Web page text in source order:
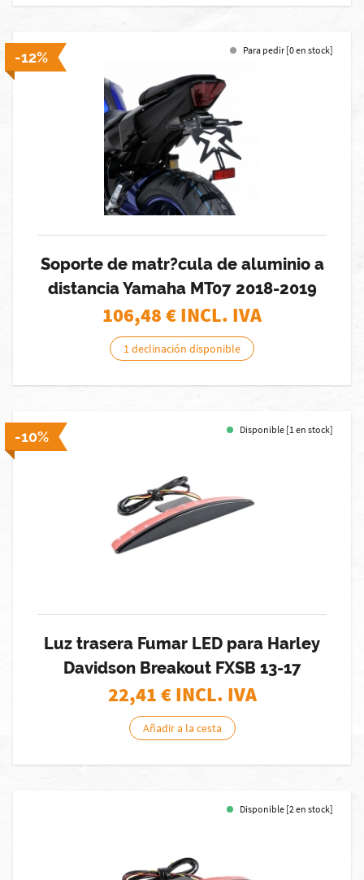
-12% Para pedir [0 en stock]
Soporte de matr?cula de aluminio a
distancia Yamaha MT07 2018-2019
106,48€ INCL. IVA
1 declinación disponible
-10% Disponible [1 en stock]
Luz trasera Fumar LED para Harley
Davidson Breakout FXSB 13-17
22,41€ INCL. IVA
Añadir a la cesta
Disponible [2 en stock]